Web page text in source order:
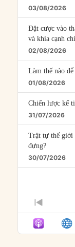
03/08/2026
Đặt cược vào
và khía cạnh
02/08/2026
Làm thế nào
01/08/2026
Chiến lược kế
31/07/2026
Trật tự thế giới
đựng?
30/07/2026